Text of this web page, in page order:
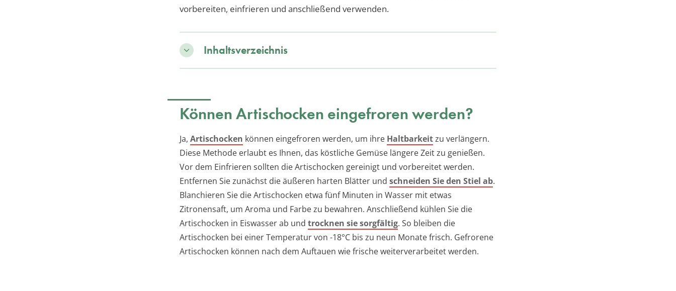
vorbereiten, einfrieren und anschließend verwenden.
Inhaltsverzeichnis
Können Artischocken eingefroren werden?
Ja, Artischocken können eingefroren werden, um ihre Haltbarkeitzu verlängern.
Diese Methode erlaubt es Ihnen, das köstliche Gemüse längere Zeit zu genießen.
Vor dem Einfrieren sollten die Artischocken gereinigt und vorbereitet werden.
Entfernen Sie zunächst die äußeren harten Blätter und schneiden Sie den Stiel ab.
Blanchieren Sie die Artischocken etwa fünf Minuten in Wasser mit etwas
Zitronensaft, um Aroma und Farbe zu bewahren. Anschließend kühlen Sie die
Artischocken in Eiswasser ab und trocknen sie sorgfältig. So bleiben die
Artischocken bei einer Temperatur von -18°C bis zu neun Monate frisch. Gefrorene
Artischocken können nach dem Auftauen wie frische weiterverarbeitet werden.